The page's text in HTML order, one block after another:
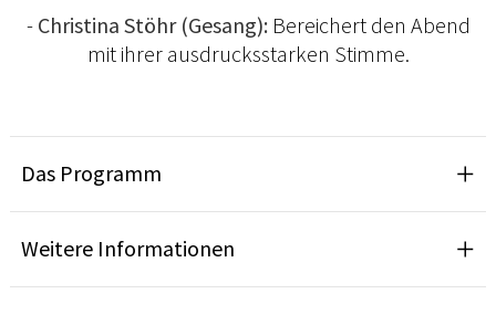
- Christina Stöhr (Gesang):Bereichert den Abend
mit ihrer ausdrucksstarken Stimme.
Das Programm
Weitere Informationen